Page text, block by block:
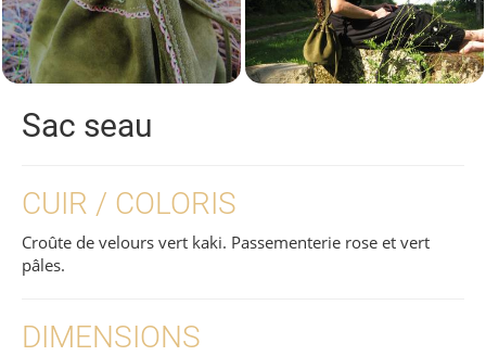
Sac seau
CUIR / COLORIS
Croûte de velours vert kaki. Passementerie rose et vert
pâles.
DIMENSIONS